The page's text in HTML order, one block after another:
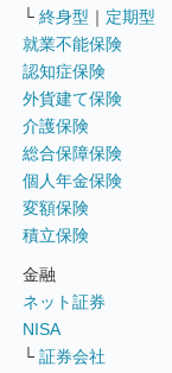
└ 終身型 ｜ 定期型
就業不能保険
認知症保険
外貨建て保険
介護保険
総合保障保険
個人年金保険
変額保険
積立保険
金融
ネット証券
NISA
└ 証券会社